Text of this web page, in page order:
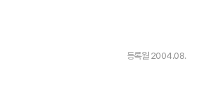
등록월 2004.08.